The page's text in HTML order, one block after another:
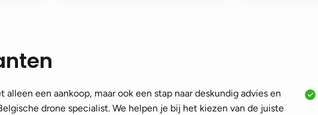
alleen een aankoop, maar ook een stap naar deskundig advies en
drone specialist. We helpen je bij het kiezen van de juiste